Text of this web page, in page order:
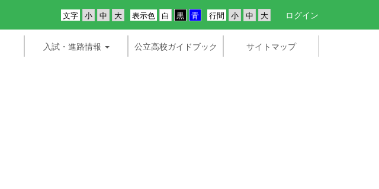
行間
表示色
文字 ログイン
入試・進路情報 公立高校ガイドブック サイトマップ